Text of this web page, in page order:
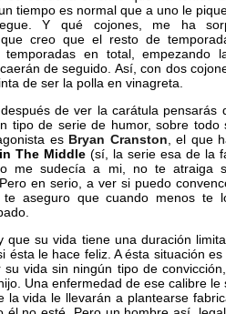
tiempo es normal que a uno le
Y qué cojones, me ha
creo que el resto de
temporadas en total, empezando
de seguido. Así, con dos
de ser la polla en vinagreta.
de ver la carátula pensarás
tipo de serie de humor, sobre todo
es Bryan Cranston , el que
The Middle (sí, la serie esa de la
me sudecía a mi, no te atraiga
en serio, a ver si puedo
aseguro que cuando menos te
su vida tiene una duración
le hace feliz. A ésta situación
vida sin ningún tipo de
Una enfermedad de ese calibre le
la vida le llevarán a plantearse